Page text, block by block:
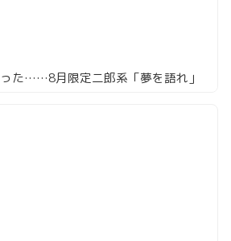
た……8月限定二郎系「夢を語れ」